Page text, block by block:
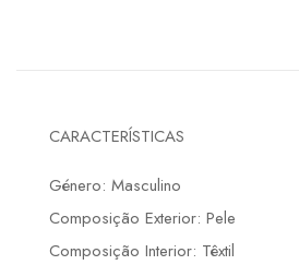
CARACTERÍSTICAS
Género: Masculino
Composição Exterior: Pele
Composição Interior: Têxtil